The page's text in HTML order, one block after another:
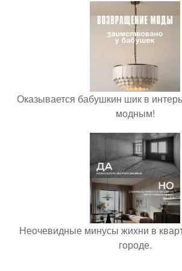
Оказывается бабушкин шик в
модным!
Неочевидные минусы жихни в
городе.